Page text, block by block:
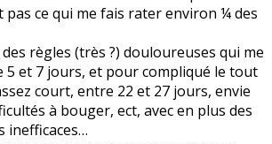
ce qui me fais rater environ ¼ des
des règles (très ?) douloureuses qui me
5 et 7 jours, et pour compliqué le tout
court, entre 22 et 27 jours, envie
à bouger, ect, avec en plus des
inefficaces…